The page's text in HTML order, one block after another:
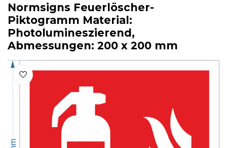
Normsigns Feuerlöscher-
Piktogramm Material:
Photolumineszierend,
Abmessungen: 200 x 200 mm